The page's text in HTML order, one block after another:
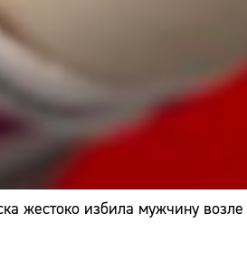
жестоко избила мужчину возле